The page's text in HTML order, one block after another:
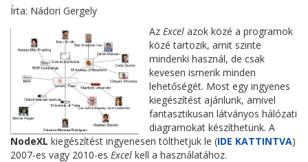
Írta: Nádori Gergely
Az Excel azok közé a programok
közé tartozik, amit szinte
mindenki használ, de csak
kevesen ismerik minden
lehetőségét. Most egy ingyenes
kiegészítést ajánlunk, amivel
fantasztikusan látványos hálózati
diagramokat készíthetünk. A
NodeXL kiegészítést ingyenesen tölthetjük le (IDE KATTINTVA)
2007-es vagy 2010-es Excel kell a használatához.